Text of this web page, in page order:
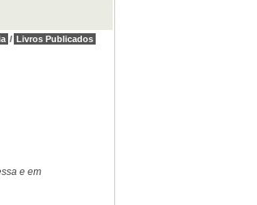
/ Livros Publicados
e em